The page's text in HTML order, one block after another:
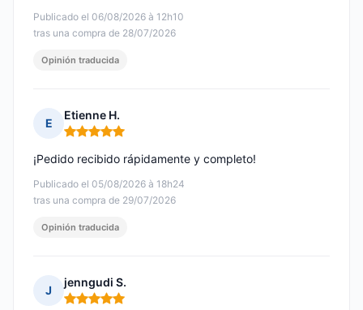
Publicado el 06/08/2026 à 12h10
tras una compra de 28/07/2026
Opinión traducida
E
Etienne H.
Nota: 5 de 5
Publicado el 05/08/2026 à 18h24
tras una compra de 29/07/2026
¡Pedido recibido rápidamente y completo!
Opinión traducida
J
jenngudi S.
Nota: 5 de 5